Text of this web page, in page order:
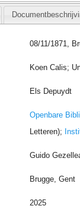
08/11/1871,
Koen Calis;
Els Depuydt
Openbare
Letteren);
Guido
Brugge, Gent
2025